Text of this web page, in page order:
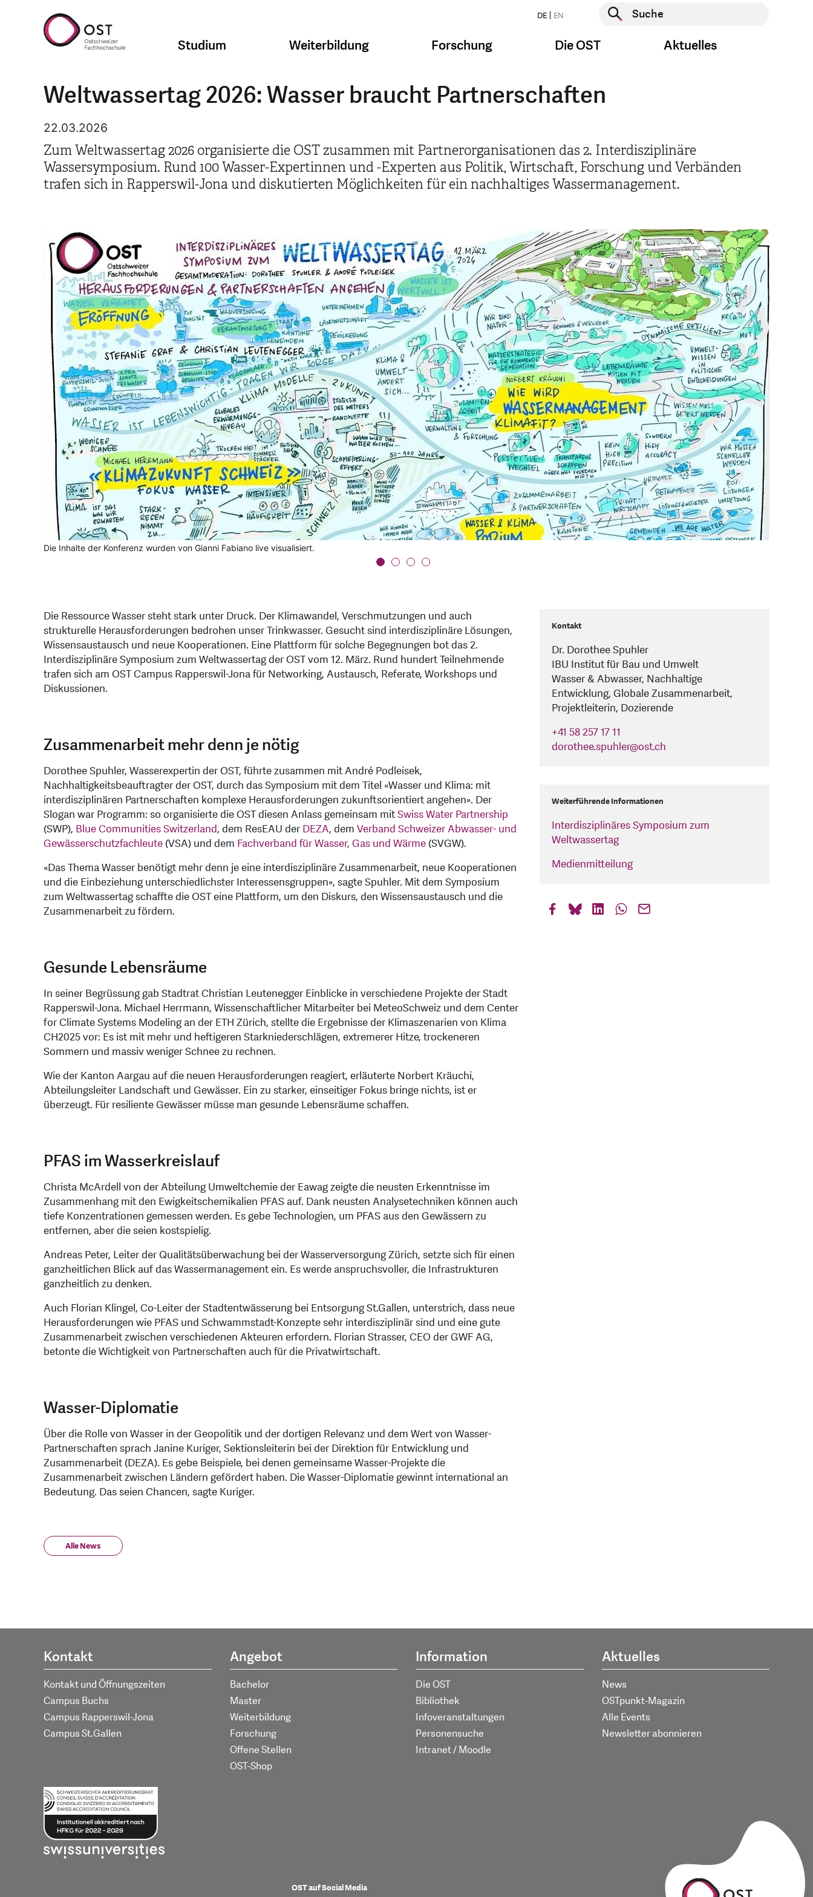
DE EN
Suche starten
Studium Weiterbildung Forschung Die OST Aktuelles
Weltwassertag 2026: Wasser braucht Partnerschaften
22.03.2026
Zum Weltwassertag 2026 organisierte die OST zusammen mit Partnerorganisationen das 2. Interdisziplinäre
Wassersymposium. Rund 100 Wasser-Expertinnen und -Experten aus Politik, Wirtschaft, Forschung und Verbänden
trafen sich in Rapperswil-Jona und diskutierten Möglichkeiten für ein nachhaltiges Wassermanagement.
Die Inhalte der Konferenz wurden von Gianni Fabiano live visualisiert.
Dorothee Spuhler und André Podleisek der OST führten durch den Nachmittag.
Podiumsdiskussion mit Wasserexpertinnen und Experten. V.l. Norbert Kräuchi, Christa McArdell, Andreas Peter, Florian Klingel, Florian Strasser, Janine Kuriger und Eva Lieberherr.
Am Blue Market trafen die Gäste unter anderem auf das Start-up Fluidbot, das aus einem Studierendenprojekt an der OST entstanden ist.
Die Ressource Wasser steht stark unter Druck. Der Klimawandel, Verschmutzungen und auch
strukturelle Herausforderungen bedrohen unser Trinkwasser. Gesucht sind interdisziplinäre Lösungen,
Wissensaustausch und neue Kooperationen. Eine Plattform für solche Begegnungen bot das 2.
Interdisziplinäre Symposium zum Weltwassertag der OST vom 12. März. Rund hundert Teilnehmende
trafen sich am OST Campus Rapperswil-Jona für Networking, Austausch, Referate, Workshops und
Diskussionen.
Zusammenarbeit mehr denn je nötig
Dorothee Spuhler, Wasserexpertin der OST, führte zusammen mit André Podleisek,
Nachhaltigkeitsbeauftragter der OST, durch das Symposium mit dem Titel «Wasser und Klima: mit
interdisziplinären Partnerschaften komplexe Herausforderungen zukunftsorientiert angehen». Der
Slogan war Programm: so organisierte die OST diesen Anlass gemeinsam mitSwiss Water Partnership
(SWP), Blue Communities Switzerland, dem ResEAU der DEZA, dem Verband Schweizer Abwasser- und
Gewässerschutzfachleute (VSA) und dem Fachverband für Wasser, Gas und Wärme (SVGW).
«Das Thema Wasser benötigt mehr denn je eine interdisziplinäre Zusammenarbeit, neue Kooperationen
und die Einbeziehung unterschiedlichster Interessensgruppen», sagte Spuhler. Mit dem Symposium
zum Weltwassertag schaffte die OST eine Plattform, um den Diskurs, den Wissensaustausch und die
Zusammenarbeit zu fördern.
Gesunde Lebensräume
In seiner Begrüssung gab Stadtrat Christian Leutenegger Einblicke in verschiedene Projekte der Stadt
Rapperswil-Jona. Michael Herrmann, Wissenschaftlicher Mitarbeiter bei MeteoSchweiz und dem Center
for Climate Systems Modeling an der ETH Zürich, stellte die Ergebnisse der Klimaszenarien von Klima
CH2025 vor: Es ist mit mehr und heftigeren Starkniederschlägen, extremerer Hitze, trockeneren
Sommern und massiv weniger Schnee zu rechnen.
Wie der Kanton Aargau auf die neuen Herausforderungen reagiert, erläuterte Norbert Kräuchi,
Abteilungsleiter Landschaft und Gewässer. Ein zu starker, einseitiger Fokus bringe nichts, ist er
überzeugt. Für resiliente Gewässer müsse man gesunde Lebensräume schaffen.
PFAS im Wasserkreislauf
Christa McArdell von der Abteilung Umweltchemie der Eawag zeigte die neusten Erkenntnisse im
Zusammenhang mit den Ewigkeitschemikalien PFAS auf. Dank neusten Analysetechniken können auch
tiefe Konzentrationen gemessen werden. Es gebe Technologien, um PFAS aus den Gewässern zu
entfernen, aber die seien kostspielig.
Andreas Peter, Leiter der Qualitätsüberwachung bei der Wasserversorgung Zürich, setzte sich für einen
ganzheitlichen Blick auf das Wassermanagement ein. Es werde anspruchsvoller, die Infrastrukturen
ganzheitlich zu denken.
Auch Florian Klingel, Co-Leiter der Stadtentwässerung bei Entsorgung St.Gallen, unterstrich, dass neue
Herausforderungen wie PFAS und Schwammstadt-Konzepte sehr interdisziplinär sind und eine gute
Zusammenarbeit zwischen verschiedenen Akteuren erfordern. Florian Strasser, CEO der GWF AG,
betonte die Wichtigkeit von Partnerschaften auch für die Privatwirtschaft.
Wasser-Diplomatie
Über die Rolle von Wasser in der Geopolitik und der dortigen Relevanz und dem Wert von Wasser-
Partnerschaften sprach Janine Kuriger, Sektionsleiterin bei der Direktion für Entwicklung und
Zusammenarbeit (DEZA). Es gebe Beispiele, bei denen gemeinsame Wasser-Projekte die
Zusammenarbeit zwischen Ländern gefördert haben. Die Wasser-Diplomatie gewinnt international an
Bedeutung. Das seien Chancen, sagte Kuriger.
Alle News
Kontakt
Dr. Dorothee Spuhler
IBU Institut für Bau und Umwelt
Wasser & Abwasser, Nachhaltige
Entwicklung, Globale Zusammenarbeit,
Projektleiterin, Dozierende
+41 58 257 17 11
dorothee.spuhler@ost.ch
Weiterführende Informationen
Interdisziplinäres Symposium zum
Weltwassertag
Medienmitteilung
Kontakt
Kontakt und Öffnungszeiten
Campus Buchs
Campus Rapperswil-Jona
Campus St.Gallen
Angebot
Bachelor
Master
Weiterbildung
Forschung
Offene Stellen
OST-Shop
Information
Die OST
Bibliothek
Infoveranstaltungen
Personensuche
Intranet / Moodle
Aktuelles
News
OSTpunkt-Magazin
Alle Events
Newsletter abonnieren
OST auf Social Media